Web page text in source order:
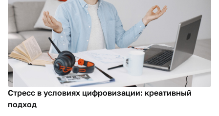
Стресс в условиях цифровизации: креативный
подход